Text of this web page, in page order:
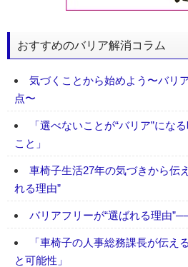
おすすめのバリア解消コラム
気づくことから始めよう〜バリ
点〜
「選べないことが“バリア”にな
こと」
車椅子生活27年の気づきから伝
れる理由”
バリアフリーが“選ばれる理由
「車椅子の人事総務課長が伝え
と可能性」